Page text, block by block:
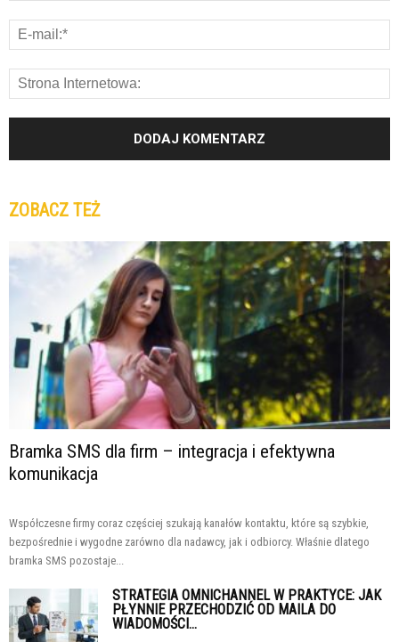
ZOBACZ TEŻ
Bramka SMS dla firm – integracja i efektywna
komunikacja
Współczesne firmy coraz częściej szukają kanałów kontaktu, które są szybkie,
bezpośrednie i wygodne zarówno dla nadawcy, jak i odbiorcy. Właśnie dlatego
bramka SMS pozostaje...
STRATEGIA OMNICHANNEL W PRAKTYCE: JAK
PŁYNNIE PRZECHODZIĆ OD MAILA DO
WIADOMOŚCI...